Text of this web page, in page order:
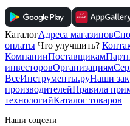
КаталогАдреса магазинов
оплаты Что улучшить?
КомпанииПоставщикам
инвесторовОрганизациям
ВсеИнструменты.руНаши
производителейПравила
технологийКаталог товаров
Наши соцсети